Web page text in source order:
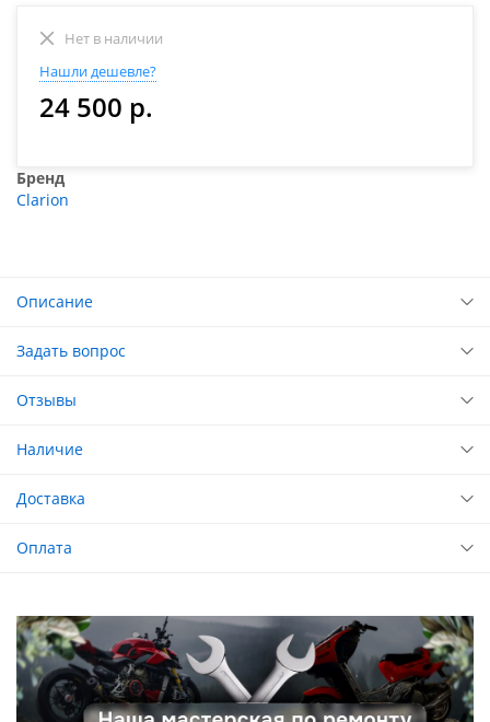
Нет в наличии
Нашли дешевле?
24 500 р.
Бренд
Clarion
Описание
Задать вопрос
Отзывы
Наличие
Доставка
Оплата